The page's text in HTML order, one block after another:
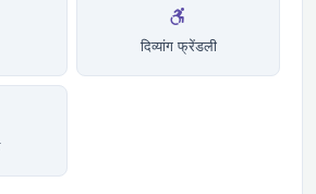
दिव्यांग फ्रेंडली